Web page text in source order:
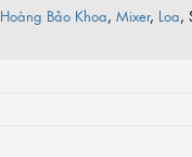
Hoàng Bảo Khoa, Mixer, Loa,